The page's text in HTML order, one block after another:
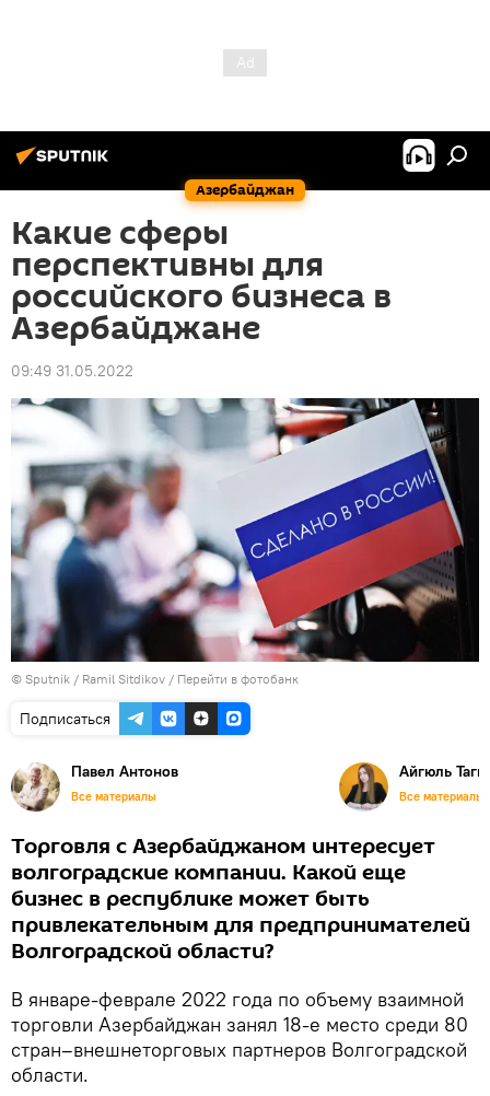
Азербайджан
Какие сферы
перспективны для
российского бизнеса в
Азербайджане
09:49 31.05.2022
© Sputnik / Ramil Sitdikov / Перейти в фотобанк
Подписаться
Павел Антонов
Все материалы
Айгюль
Все материалы
Торговля с Азербайджаном интересует
волгоградские компании. Какой еще
бизнес в республике может быть
привлекательным для предпринимателей
Волгоградской области?
В январе-феврале 2022 года по объему взаимной
торговли Азербайджан занял 18-е место среди 80
стран–внешнеторговых партнеров Волгоградской
области.